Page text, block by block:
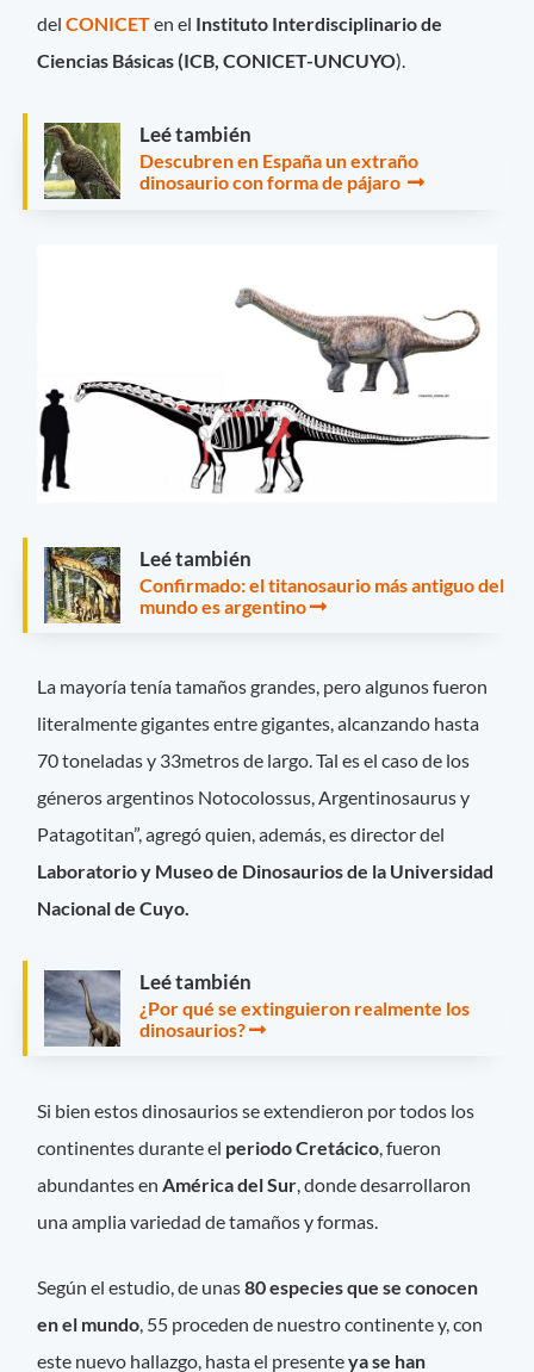
delCONICETen el Instituto Interdisciplinario de
Ciencias Básicas (ICB, CONICET-UNCUYO).
Leé también
Descubren en España un extraño
dinosaurio con forma de pájaro
Leé también
Confirmado: el titanosaurio más antiguo del
mundo es argentino
La mayoría tenía tamaños grandes, pero algunos fueron
literalmente gigantes entre gigantes, alcanzando hasta
70 toneladas y 33metros de largo. Tal es el caso de los
géneros argentinos Notocolossus, Argentinosaurus y
Patagotitan”, agregó quien, además, es director del
Laboratorio y Museo de Dinosaurios de la Universidad
Nacional de Cuyo.
Leé también
¿Por qué se extinguieron realmente los
dinosaurios?
Si bien estos dinosaurios se extendieron por todos los
continentes durante el periodo Cretácico , fueron
abundantes en América del Sur , donde desarrollaron
una amplia variedad de tamaños y formas.
Según el estudio, de unas80 especies que se conocen
en el mundo , 55 proceden de nuestro continente y, con
este nuevo hallazgo, hasta el presenteya se han